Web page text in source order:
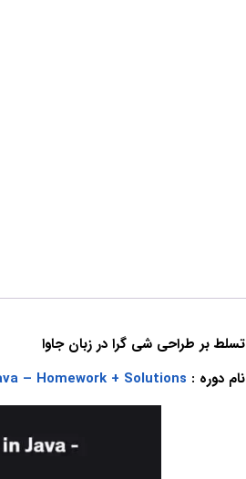
تسلط بر طراحی شی گرا در زبان جاوا
نام دوره : – Homework + Solutions